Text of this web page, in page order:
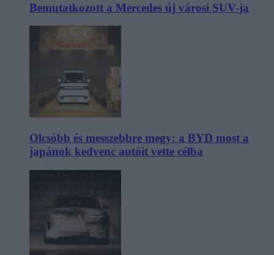
Bemutatkozott a Mercedes új városi SUV-ja
Olcsóbb és messzebbre megy: a BYD most a
japánok kedvenc autóit vette célba